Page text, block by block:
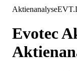
Aktienanalyse
Evotec